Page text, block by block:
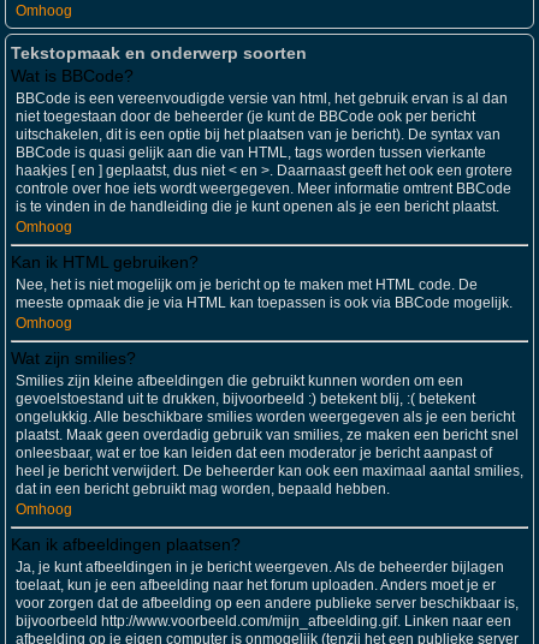
Omhoog
Tekstopmaak en onderwerp soorten
Wat is BBCode?
BBCode is een vereenvoudigde versie van html, het gebruik ervan is al dan
niet toegestaan door de beheerder (je kunt de BBCode ook per bericht
uitschakelen, dit is een optie bij het plaatsen van je bericht). De syntax van
BBCode is quasi gelijk aan die van HTML, tags worden tussen vierkante
haakjes [ en ] geplaatst, dus niet < en >. Daarnaast geeft het ook een grotere
controle over hoe iets wordt weergegeven. Meer informatie omtrent BBCode
is te vinden in de handleiding die je kunt openen als je een bericht plaatst.
Omhoog
Kan ik HTML gebruiken?
Nee, het is niet mogelijk om je bericht op te maken met HTML code. De
meeste opmaak die je via HTML kan toepassen is ook via BBCode mogelijk.
Omhoog
Wat zijn smilies?
Smilies zijn kleine afbeeldingen die gebruikt kunnen worden om een
gevoelstoestand uit te drukken, bijvoorbeeld :) betekent blij, :( betekent
ongelukkig. Alle beschikbare smilies worden weergegeven als je een bericht
plaatst. Maak geen overdadig gebruik van smilies, ze maken een bericht snel
onleesbaar, wat er toe kan leiden dat een moderator je bericht aanpast of
heel je bericht verwijdert. De beheerder kan ook een maximaal aantal smilies,
dat in een bericht gebruikt mag worden, bepaald hebben.
Omhoog
Kan ik afbeeldingen plaatsen?
Ja, je kunt afbeeldingen in je bericht weergeven. Als de beheerder bijlagen
toelaat, kun je een afbeelding naar het forum uploaden. Anders moet je er
voor zorgen dat de afbeelding op een andere publieke server beschikbaar is,
bijvoorbeeld http://www.voorbeeld.com/mijn_afbeelding.gif. Linken naar een
afbeelding op je eigen computer is onmogelijk (tenzij het een publieke server